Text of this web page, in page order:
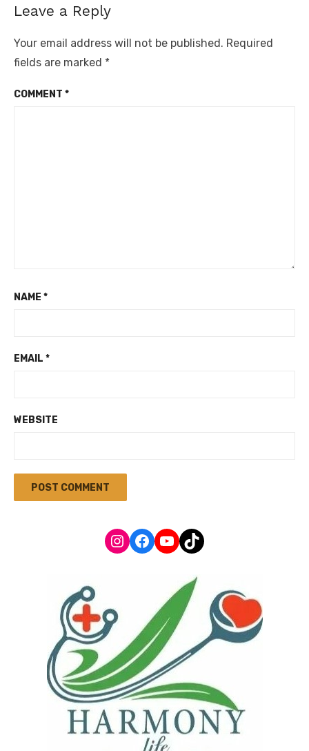
Leave a Reply
Your email address will not be published. Required
fields are marked *
COMMENT *
NAME *
EMAIL *
WEBSITE
Instagram
Facebook
YouTube
TikTok